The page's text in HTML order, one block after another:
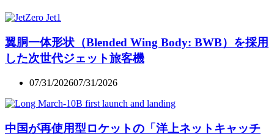
翼胴一体形状（Blended Wing Body: BWB）を採用
した次世代ジェット旅客機
07/31/202607/31/2026
中国が再使用型ロケットの「洋上ネットキャッチ